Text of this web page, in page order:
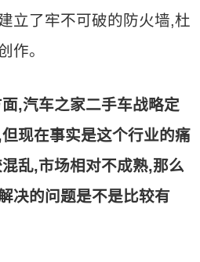
立了牢不可破的防火墙,杜
作。
,汽车之家二手车战略定
现在事实是这个行业的痛
乱,市场相对不成熟,那么
决的问题是不是比较有